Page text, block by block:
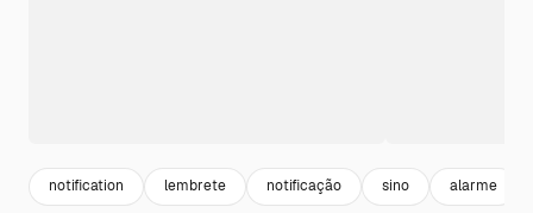
notification lembrete notificação sino alarme